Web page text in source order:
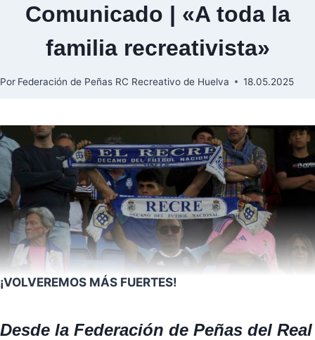
Comunicado | «A toda la
familia recreativista»
Por Federación de Peñas RC Recreativo de Huelva 18.05.2025
¡VOLVEREMOS MÁS FUERTES!
Desde la Federación de Peñas del Real